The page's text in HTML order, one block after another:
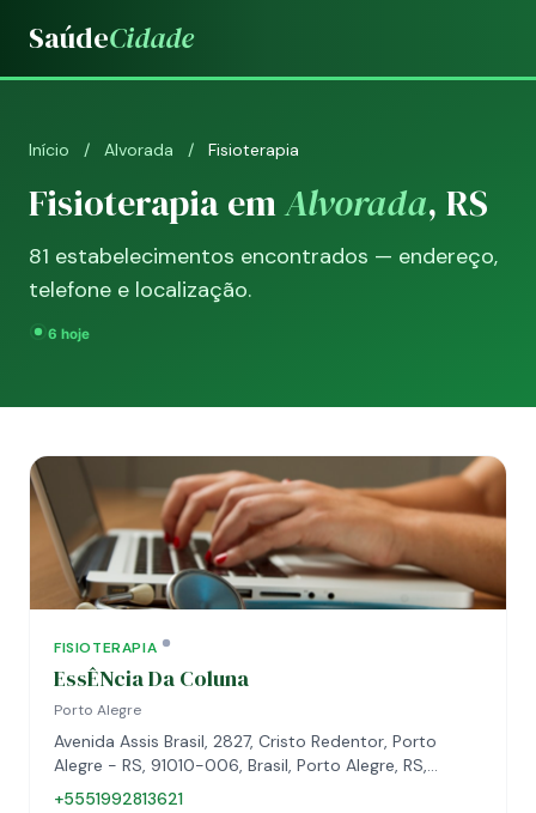
SaúdeCidade
Início / Alvorada / Fisioterapia
Fisioterapia emAlvorada, RS
81 estabelecimentos encontrados — endereço,
telefone e localização.
FISIOTERAPIA
EssÊNcia Da Coluna
Porto Alegre
Avenida Assis Brasil, 2827, Cristo Redentor, Porto
Alegre - RS, 91010-006, Brasil, Porto Alegre, RS,
91010-006
+5551992813621